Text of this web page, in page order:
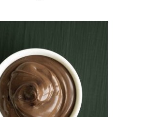
WEITERLESEN